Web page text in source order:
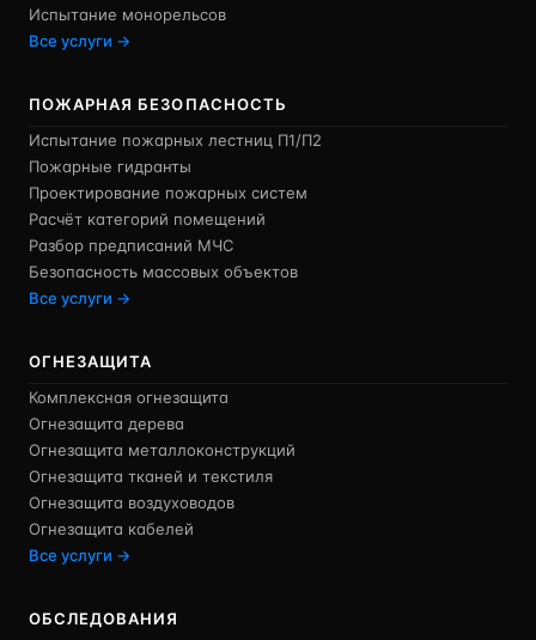
Испытание монорельсов
Все услуги →
ПОЖАРНАЯ БЕЗОПАСНОСТЬ
Испытание пожарных лестниц П1/П2
Пожарные гидранты
Проектирование пожарных систем
Расчёт категорий помещений
Разбор предписаний МЧС
Безопасность массовых объектов
Все услуги →
ОГНЕЗАЩИТА
Комплексная огнезащита
Огнезащита дерева
Огнезащита металлоконструкций
Огнезащита тканей и текстиля
Огнезащита воздуховодов
Огнезащита кабелей
Все услуги →
ОБСЛЕДОВАНИЯ